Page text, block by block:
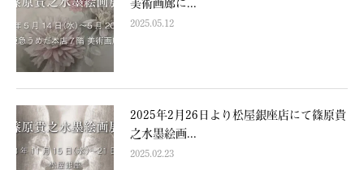
2025.05.12
2025年2月26日より松屋銀座店にて篠原貴
之水墨絵画...
2025.02.23